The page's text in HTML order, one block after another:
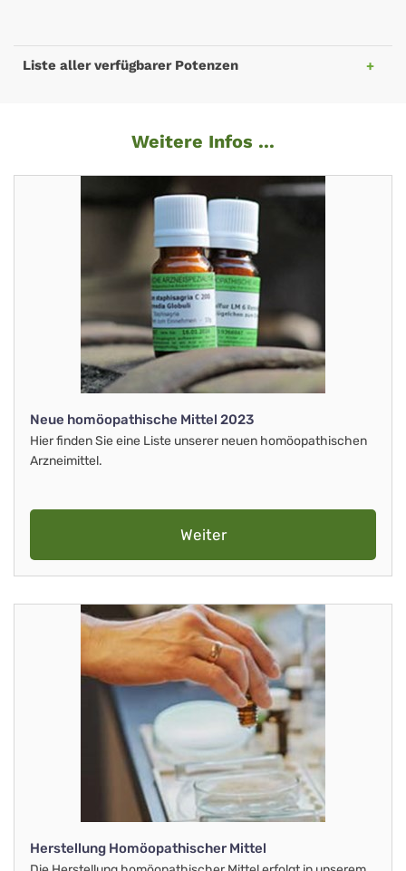
Liste aller verfügbarer Potenzen
Weitere Infos ...
Neue homöopathische Mittel 2023
Hier finden Sie eine Liste unserer neuen homöopathischen
Arzneimittel.
Weiter
Herstellung Homöopathischer Mittel